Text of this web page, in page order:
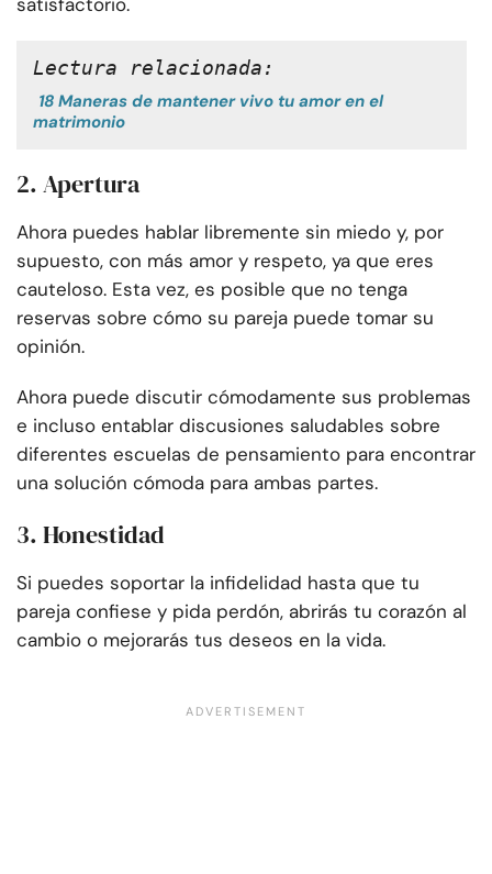
Lectura relacionada:
18 Maneras de mantener vivo tu amor en el
matrimonio
2. Apertura
Ahora puedes hablar libremente sin miedo y, por
supuesto, con más amor y respeto, ya que eres
cauteloso. Esta vez, es posible que no tenga
reservas sobre cómo su pareja puede tomar su
opinión.
Ahora puede discutir cómodamente sus problemas
e incluso entablar discusiones saludables sobre
diferentes escuelas de pensamiento para encontrar
una solución cómoda para ambas partes.
3. Honestidad
Si puedes soportar la infidelidad hasta que tu
pareja confiese y pida perdón, abrirás tu corazón al
cambio o mejorarás tus deseos en la vida.